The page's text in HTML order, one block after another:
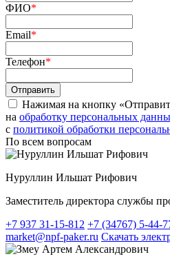
ФИО*
Email*
Телефон*
Нажимая на кнопку
на обработку персональных
c политикой обработки
По всем вопросам
Нуруллин Ильшат Рифович
Заместитель директора службы
+7 937 31-15-812 +7 (34767) 5-44-
market@npf-paker.ru Скачать